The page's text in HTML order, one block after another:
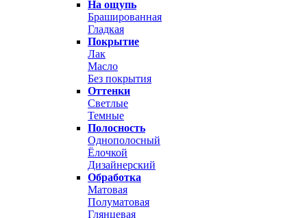
На ощупь
Брашированная
Гладкая
Покрытие
Лак
Масло
Без покрытия
Оттенки
Светлые
Темные
Полосность
Однополосный
Ёлочкой
Дизайнерский
Обработка
Матовая
Полуматовая
Глянцевая